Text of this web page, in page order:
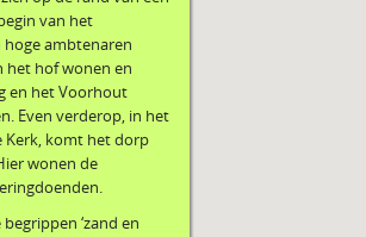
van het
hoge ambtenaren
het hof wonen en
en het Voorhout
Even verderop, in het
Kerk, komt het dorp
wonen de
‘zand en